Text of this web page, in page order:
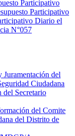
Participativo
Participativo
Diario el
N°057
Juramentación del
Ciudadana
del Secretario
del Comite
del Distrito de